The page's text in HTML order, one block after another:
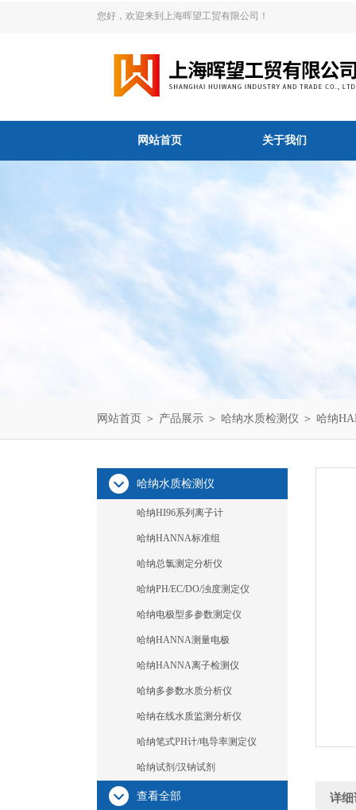
您好，欢迎来到上海晖望工贸有限公司！
网站首页 关于我们
网站首页 ＞ 产品展示 ＞ 哈纳水质检测仪 ＞ 哈纳
哈纳水质检测仪
哈纳HI96系列离子计
哈纳HANNA标准组
哈纳总氯测定分析仪
哈纳PH/EC/DO/浊度测定仪
哈纳电极型多参数测定仪
哈纳HANNA测量电极
哈纳HANNA离子检测仪
哈纳多参数水质分析仪
哈纳在线水质监测分析仪
哈纳笔式PH计/电导率测定仪
哈纳试剂/汉钠试剂
查看全部 详细